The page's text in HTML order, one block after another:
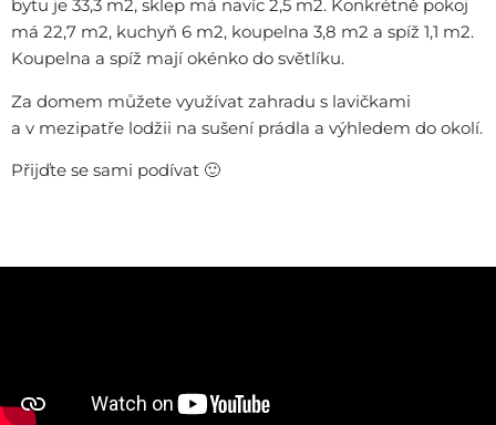
bytu je 33,3 m2, sklep má navíc 2,5 m2. Konkrétně pokoj
má 22,7 m2, kuchyň 6 m2, koupelna 3,8 m2 a spíž 1,1 m2.
Koupelna a spíž mají okénko do světlíku.
Za domem můžete využívat zahradu s lavičkami
a v mezipatře lodžii na sušení prádla a výhledem do okolí.
Přijďte se sami podívat 🙂